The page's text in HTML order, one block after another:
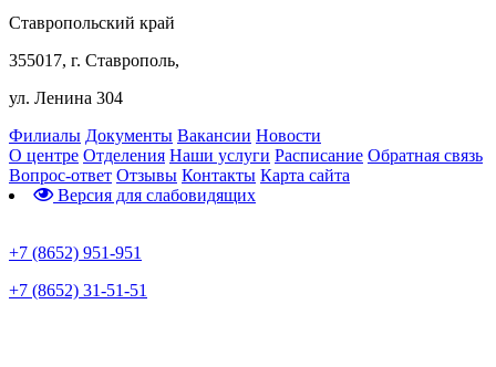
Ставропольский край
355017, г. Ставрополь,
ул. Ленина 304
Филиалы Документы Вакансии Новости
О центре Отделения Наши услуги Расписание Обратная связь
Вопрос-ответ Отзывы Контакты Карта сайта
Версия для слабовидящих
+7 (8652) 951-951
+7 (8652) 31-51-51